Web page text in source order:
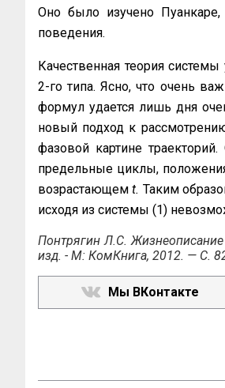
Оно было изучено
поведения.
Качественная теория
2-го типа. Ясно, что очень
формул удается лишь дня
новый подход к
фазовой картине
предельные циклы,
возрастающемt. Таким
исходя из си­стемы (1)
Понтрягин Л.С.
изд. - М: КомКнига, 2012. — С.
Мы ВКонтакте